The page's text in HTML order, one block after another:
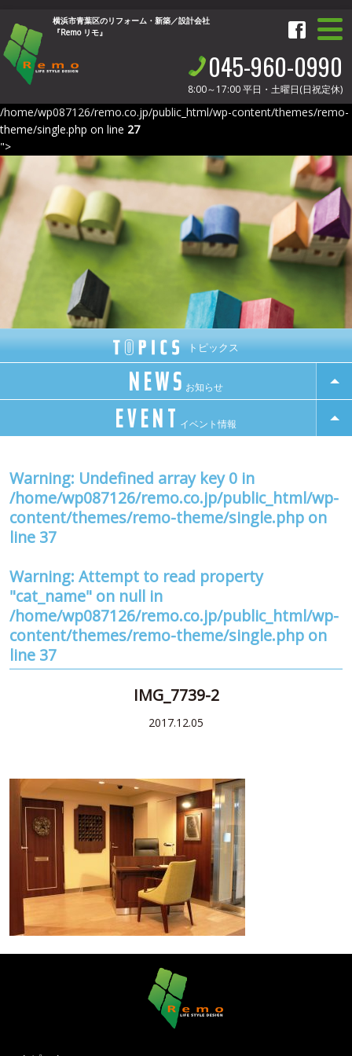
横浜市青葉区のリフォーム・新築／設計会社
『Remo リモ』
045-960-0990
8:00～17:00平日・土曜日(日祝定休)
/home/wp087126/remo.co.jp/public_html/wp-content/themes/remo-
theme/single.php on line 27
">
トピックス
NEWS お知らせ
EVENT イベント情報
Warning: Undefined array key 0 in
/home/wp087126/remo.co.jp/public_html/wp-
content/themes/remo-theme/single.php on
line 37
Warning: Attempt to read property
"cat_name" on null in
/home/wp087126/remo.co.jp/public_html/wp-
content/themes/remo-theme/single.php on
line 37
IMG_7739-2
2017.12.05